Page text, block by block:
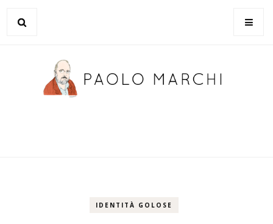
IDENTITÀ GOLOSE